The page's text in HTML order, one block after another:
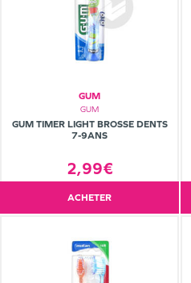
GUM
GUM
GUM TIMER LIGHT BROSSE DENTS
7-9ANS
2,99€
ACHETER